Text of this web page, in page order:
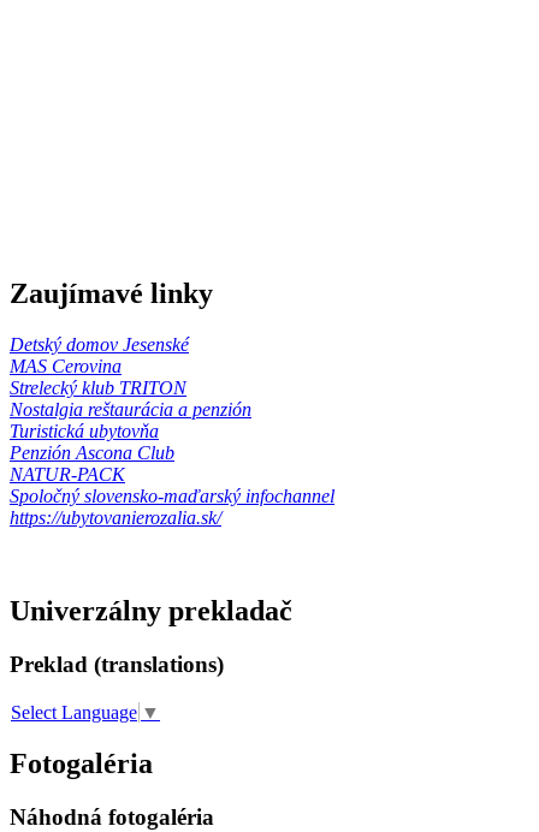
Zaujímavé linky
Detský domov Jesenské
MAS Cerovina
Strelecký klub TRITON
Nostalgia reštaurácia a penzión
Turistická ubytovňa
Penzión Ascona Club
NATUR-PACK
Spoločný slovensko-maďarský infochannel
https://ubytovanierozalia.sk/
Univerzálny prekladač
Preklad (translations)
Select Language ▼
Fotogaléria
Náhodná fotogaléria